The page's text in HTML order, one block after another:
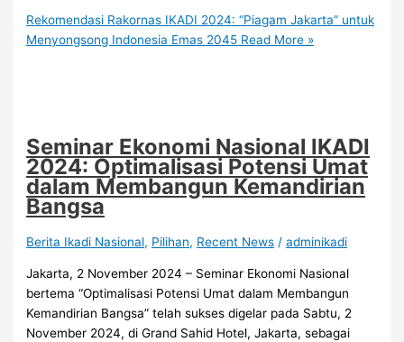
Rekomendasi Rakornas IKADI 2024: “Piagam Jakarta” untuk
Menyongsong Indonesia Emas 2045 Read More »
Seminar Ekonomi Nasional IKADI
2024: Optimalisasi Potensi Umat
dalam Membangun Kemandirian
Bangsa
Berita Ikadi Nasional, Pilihan, Recent News /adminikadi
Jakarta, 2 November 2024 – Seminar Ekonomi Nasional
bertema “Optimalisasi Potensi Umat dalam Membangun
Kemandirian Bangsa” telah sukses digelar pada Sabtu, 2
November 2024, di Grand Sahid Hotel, Jakarta, sebagai